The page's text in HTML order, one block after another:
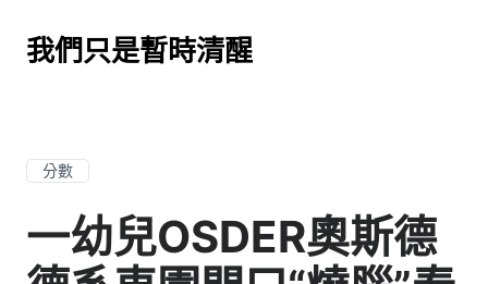
我們只是暫時清醒
分數
一幼兒OSDER奧斯德